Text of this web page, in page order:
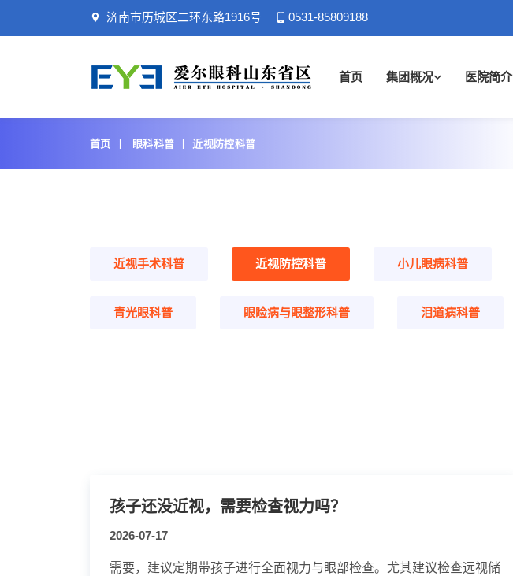
济南市历城区二环东路1916号 0531-85809188
首页 集团概况 医院简介
首页 眼科科普 近视防控科普
近视手术科普 近视防控科普 小儿眼病科普
青光眼科普 眼睑病与眼整形科普 泪道病科普
孩子还没近视，需要检查视力吗？
2026-07-17
需要，建议定期带孩子进行全面视力与眼部检查。尤其建议检查远视储